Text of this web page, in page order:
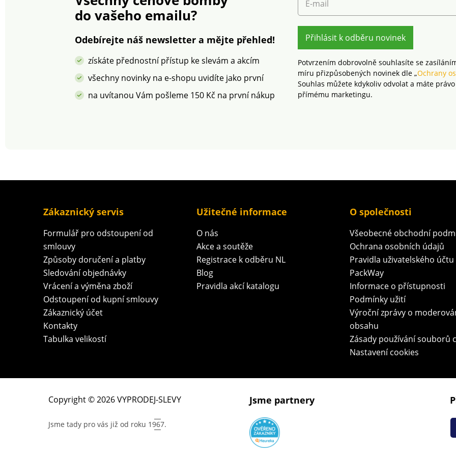
Standard 100 podle
Oeko-Tex (n° CQ 1216 /
textilní výrobky, které
laboratorním testům na
široké spektrum
škodlivých látek a
výrobek je bezpečný nad
rámec platných norem.
IFTH). Tato známka
označuje textilní výrobky,
které byly podrobeny
laboratorním testům na
široké spektrum
škodlivých látek a
výrobek je bezpečný nad
rámec platných norem.
Lze prát v pračce.
1216 /
široké
rámec
do vašeho emailu?
Odebírejte náš newsletter a mějte přehled!
získáte přednostní přístup ke slevám a akcím
všechny novinky na e-shopu uvidíte jako první
na uvítanou Vám pošleme 150 Kč na první nákup
E-mail
Přihlásit k odběru novinek
Potvrzením dobrovolně souhlasíte se
míru přizpůsobených novinek dle „Ochrany
Souhlas můžete kdykoliv odvolat a máte
přímému marketingu.
Zákaznický servis
Formulář pro odstoupení od
smlouvy
Způsoby doručení a platby
Sledování objednávky
Vrácení a výměna zboží
Odstoupení od kupní smlouvy
Zákaznický účet
Kontakty
Tabulka velikostí
Užitečné informace
O nás
Akce a soutěže
Registrace k odběru NL
Blog
Pravidla akcí katalogu
O společnosti
Všeobecné obchodní
Ochrana osobních údajů
Pravidla uživatelského účtu
PackWay
Informace o přístupnosti
Podmínky užití
Výroční zprávy o
obsahu
Zásady používání souborů
Nastavení cookies
Copyright © 2026 VYPRODEJ-SLEVY
Jsme tady pro vás již od roku 1967.
Jsme partnery